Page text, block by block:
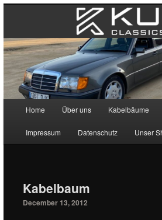
Skip to primary content
Skip to secondary content
Home Über uns Kabelbäume
Impressum Datenschutz Unser
Kabelbaum
December 13, 2012